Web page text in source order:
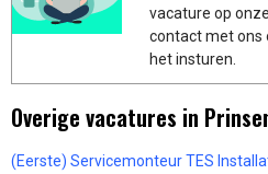
vacature op
contact met ons
het insturen.
Overige vacatures in
(Eerste) Servicemonteur TES